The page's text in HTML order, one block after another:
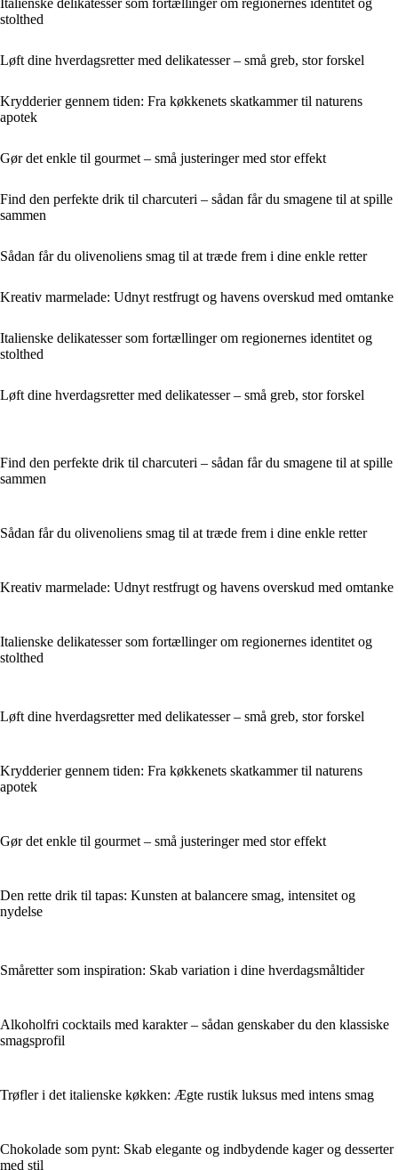
stolthed
Løft dine hverdagsretter med delikatesser – små greb, stor forskel
Krydderier gennem tiden: Fra køkkenets skatkammer til naturens
apotek
Gør det enkle til gourmet – små justeringer med stor effekt
Find den perfekte drik til charcuteri – sådan får du smagene til at spille
sammen
Sådan får du olivenoliens smag til at træde frem i dine enkle retter
Kreativ marmelade: Udnyt restfrugt og havens overskud med omtanke
Italienske delikatesser som fortællinger om regionernes identitet og
stolthed
Løft dine hverdagsretter med delikatesser – små greb, stor forskel
Find den perfekte drik til charcuteri – sådan får du smagene til at spille
sammen
Sådan får du olivenoliens smag til at træde frem i dine enkle retter
Kreativ marmelade: Udnyt restfrugt og havens overskud med omtanke
Italienske delikatesser som fortællinger om regionernes identitet og
stolthed
Løft dine hverdagsretter med delikatesser – små greb, stor forskel
Krydderier gennem tiden: Fra køkkenets skatkammer til naturens
apotek
Gør det enkle til gourmet – små justeringer med stor effekt
Den rette drik til tapas: Kunsten at balancere smag, intensitet og
nydelse
Småretter som inspiration: Skab variation i dine hverdagsmåltider
Alkoholfri cocktails med karakter – sådan genskaber du den klassiske
smagsprofil
Trøfler i det italienske køkken: Ægte rustik luksus med intens smag
Chokolade som pynt: Skab elegante og indbydende kager og desserter
med stil